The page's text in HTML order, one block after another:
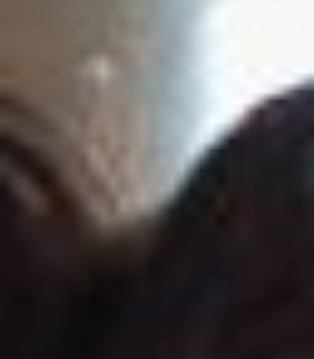
Doğru fotoğrafçıyı bulmak
Belgesel düğün fotoğrafları
Çiftler için
İLETİŞİM